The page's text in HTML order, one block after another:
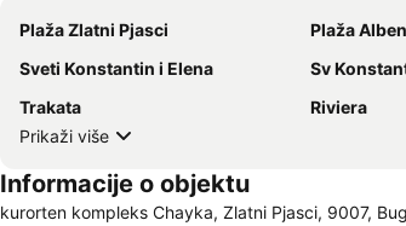
Plaža Zlatni Pjasci Plaža
Sveti Konstantin i Elena
Sv
Trakata
Riviera
Prikaži više
Informacije o objektu
kurorten kompleks Chayka, Zlatni Pjasci, 9007,